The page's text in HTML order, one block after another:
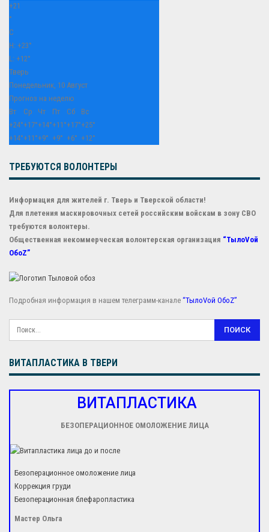
+21
°
C
H: +23°
L: +12°
Тверь
Понедельник, 10 Август
Прогноз на неделю
Вт
Ср Чт Пт Сб
Вс
+24°+17°+14°+11°+17°+25°
+14°+11°+9° +9° +6° +12°
ТРЕБУЮТСЯ ВОЛОНТЕРЫ
Информация для жителей г. Тверь и Тверской области!
Для плетения маскировочных сетей российским войскам в зону СВО
требуются волонтеры.
Общественная некоммерческая волонтерская организация “ТылоVой
ОбоZ”
Подробная информация в нашем телеграмм-канале “ТылоVой ОбоZ”
ВИТАПЛАСТИКА В ТВЕРИ
ВИТАПЛАСТИКА
БЕЗОПЕРАЦИОННОЕ ОМОЛОЖЕНИЕ ЛИЦА
Безоперационное омоложение лица
Коррекция груди
Безоперационная блефаропластика
Мастер Ольга